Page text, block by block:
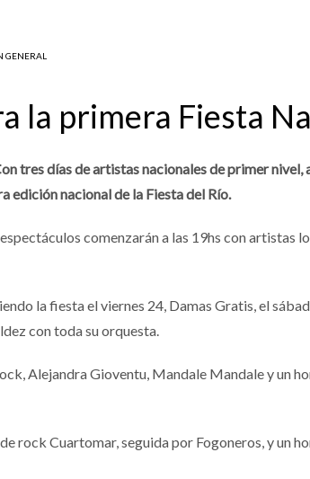
GENERAL
la primera Fiesta
tres días de artistas nacionales de primer
edición nacional de la Fiesta del Río.
comenzarán a las 19hs con artistas
la fiesta el viernes 24, Damas Gratis, el
con toda su orquesta.
Alejandra Gioventu, Mandale Mandale y un
rock Cuartomar, seguida por Fogoneros, y un